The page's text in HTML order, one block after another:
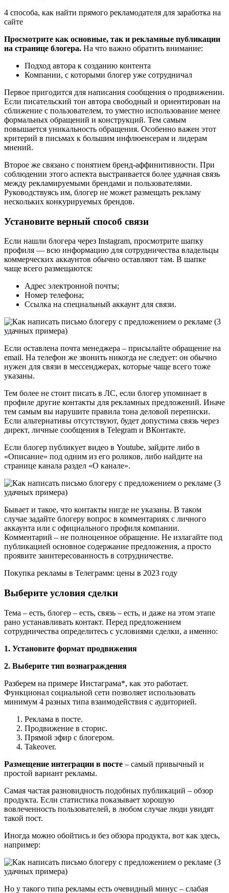
4 способа, как найти прямого рекламодателя для заработка на
сайте
Просмотрите как основные, так и рекламные публикации
на странице блогера. На что важно обратить внимание:
Подход автора к созданию контента
Компании, с которыми блогер уже сотрудничал
Первое пригодится для написания сообщения о продвижении.
Если писательский тон автора свободный и ориентирован на
сближение с пользователем, то уместно использование менее
формальных обращений и конструкций. Тем самым
повышается уникальность обращения. Особенно важен этот
критерий в письмах к большим инфлюенсерам и лидерам
мнений.
Второе же связано с понятием бренд-аффинитивности. При
соблюдении этого аспекта выстраивается более удачная связь
между рекламируемыми брендами и пользователями.
Руководствуясь им, блогер не может размещать рекламу
нескольких конкурируемых брендов.
Установите верный способ связи
Если нашли блогера через Instagram, просмотрите шапку
профиля — всю информацию для сотрудничества владельцы
коммерческих аккаунтов обычно оставляют там. В шапке
чаще всего размещаются:
Адрес электронной почты;
Номер телефона;
Ссылка на специальный аккаунт для связи.
Если оставлена почта менеджера – присылайте обращение на
email. На телефон же звонить никогда не следует: он обычно
нужен для связи в мессенджерах, которые чаще всего тоже
указаны.
Тем более не стоит писать в ЛС, если блогер упоминает в
профиле другие контакты для рекламных предложений. Иначе
тем самым вы нарушите правила тона деловой переписки.
Если альтернативы отсутствуют, будет допустима связь через
директ, личные сообщения в Telegram и ВКонтакте.
Если блогер публикует видео в Youtube, зайдите либо в
«Описание» под одним из его роликов, либо найдите на
странице канала раздел «О канале».
Бывает и такое, что контакты нигде не указаны. В таком
случае задайте блогеру вопрос в комментариях с личного
аккаунта или с официального профиля компании.
Комментарий – не полноценное обращение. Не излагайте под
публикацией основное содержание предложения, а просто
проявите заинтересованность в сотрудничестве.
Покупка рекламы в Телеграмм: цены в 2023 году
Выберите условия сделки
Тема – есть, блогер – есть, связь – есть, и даже на этом этапе
рано устанавливать контакт. Перед предложением
сотрудничества определитесь с условиями сделки, а именно:
1. Установите формат продвижения
2. Выберите тип вознаграждения
Разберем на примере Инстаграма*, как это работает.
Функционал социальной сети позволяет использовать
минимум 4 разных типа взаимодействия с аудиторией.
Реклама в посте.
Продвижение в сторис.
Прямой эфир с блогером.
Takeover.
Размещение интеграции в посте – самый привычный и
простой вариант рекламы.
Самая частая разновидность подобных публикаций – обзор
продукта. Если статистика показывает хорошую
вовлеченность пользователей, в любом случае люди увидят
такой пост.
Иногда можно обойтись и без обзора продукта, вот как здесь,
например:
Но у такого типа рекламы есть очевидный минус – слабая